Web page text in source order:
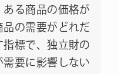
る商品の価格が
の需要がどれだ
標で、独立財の
要に影響しない